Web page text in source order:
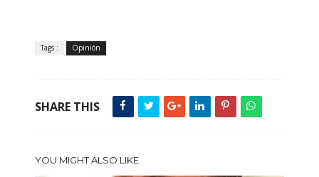
Tags : Opinión
SHARE THIS
YOU MIGHT ALSO LIKE